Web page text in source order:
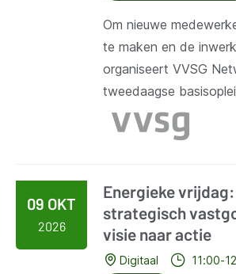
Om nieuwe
te maken en de
organiseert VVSG
tweedaagse
09 OKT
2026
Energieke
strategisch
visie naar actie
Digitaal
11:00-